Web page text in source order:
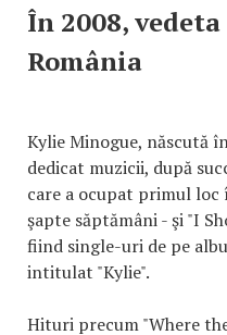
În 2008,
România
Kylie Minogue, născută
dedicat muzicii, după
care a ocupat primul
şapte săptămâni - şi "I
fiind single-uri de pe
intitulat "Kylie".
Hituri precum "Where